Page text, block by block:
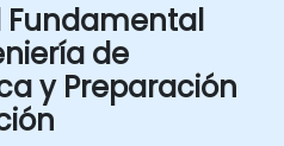
Fundamental
de
y Preparación